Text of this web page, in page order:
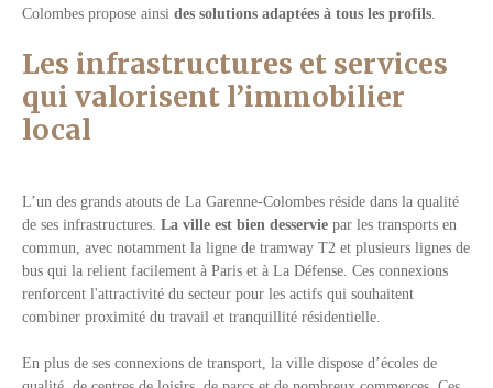
Colombes propose ainsi des solutions adaptées à tous les profils
Les infrastructures et services
qui valorisent l’immobilier
local
L’un des grands atouts de La Garenne-Colombes réside dans la qualité
de ses infrastructures. La ville est bien desservie par les transports en
commun, avec notamment la ligne de tramway T2 et plusieurs lignes de
bus qui la relient facilement à Paris et à La Défense. Ces connexions
renforcent l'attractivité du secteur pour les actifs qui souhaitent
combiner proximité du travail et tranquillité résidentielle.
En plus de ses connexions de transport, la ville dispose d’écoles de